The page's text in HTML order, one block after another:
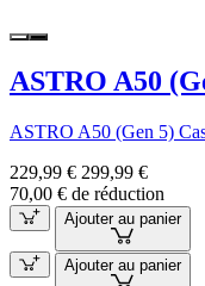
ASTRO A50
ASTRO A50 (Gen 5)
229,99 € 299,99 €
70,00 € de réduction
Ajouter au panier
Ajouter au panier